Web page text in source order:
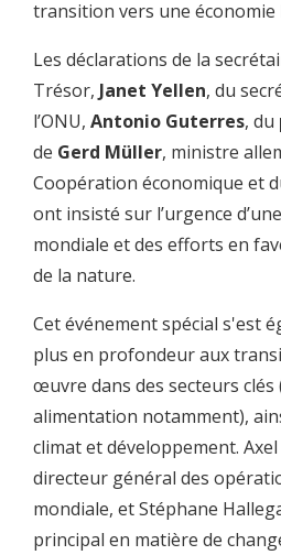
02:34 bienvenus à tous à notre
02:38 Je suis heureux d'être avec le
02:44 de changement climatique.
02:46 Bien entendu, le changement
02:49 un défi mondial, mais la bataille
chaque pays.
02:54 Et ce n'est pas une bataille égale.
02:57 Il y a des pays avancés qui ont
serre.
03:03 Ces pays doivent redoubler
émissions de gaz à effet de serre
03:09 et aider le reste du monde et les
monde.
03:13 Les pays bénéficiaires de l'aide,
transition vers une économie
Les déclarations de la
Trésor, Janet Yellen, du
l’ONU, Antonio Guterres, du
de Gerd Müller, ministre
Coopération économique et
ont insisté sur l’urgence
mondiale et des efforts en
de la nature.
Cet événement spécial s'est
plus en profondeur aux
œuvre dans des secteurs clés
alimentation notamment),
climat et développement.
directeur général des
mondiale, et Stéphane
principal en matière de